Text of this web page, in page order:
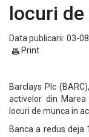
locuri
Data publicarii: 03-
Print
Barclays Plc
activelor din
locuri de munca in
Banca a redus deja